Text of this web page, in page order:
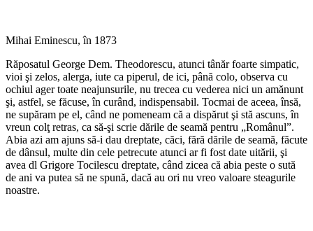
Mihai Eminescu, în 1873
Răposatul George Dem. Theodorescu, atunci tânăr foarte simpatic,
vioi şi zelos, alerga, iute ca piperul, de ici, până colo, observa cu
ochiul ager toate neajunsurile, nu trecea cu vederea nici un amănunt
şi, astfel, se făcuse, în curând, indispensabil. Tocmai de aceea, însă,
ne supăram pe el, când ne pomeneam că a dispărut şi stă ascuns, în
vreun colţ retras, ca să-şi scrie dările de seamă pentru „Românul”.
Abia azi am ajuns să-i dau dreptate, căci, fără dările de seamă, făcute
de dânsul, multe din cele petrecute atunci ar fi fost date uitării, şi
avea dl Grigore Tocilescu dreptate, când zicea că abia peste o sută
de ani va putea să ne spună, dacă au ori nu vreo valoare steagurile
noastre.